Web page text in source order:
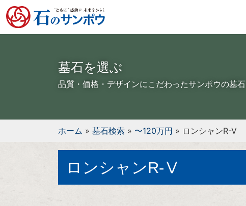
墓石を選ぶ
品質・価格・デザインにこだわったサンポウの墓石
ホーム » 墓石検索 » 〜120万円 » ロンシャンR-Ⅴ
ロンシャンR-Ⅴ